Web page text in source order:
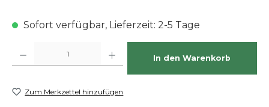
Sofort verfügbar, Lieferzeit: 2-5 Tage
In den Warenkorb
Zum Merkzettel hinzufügen